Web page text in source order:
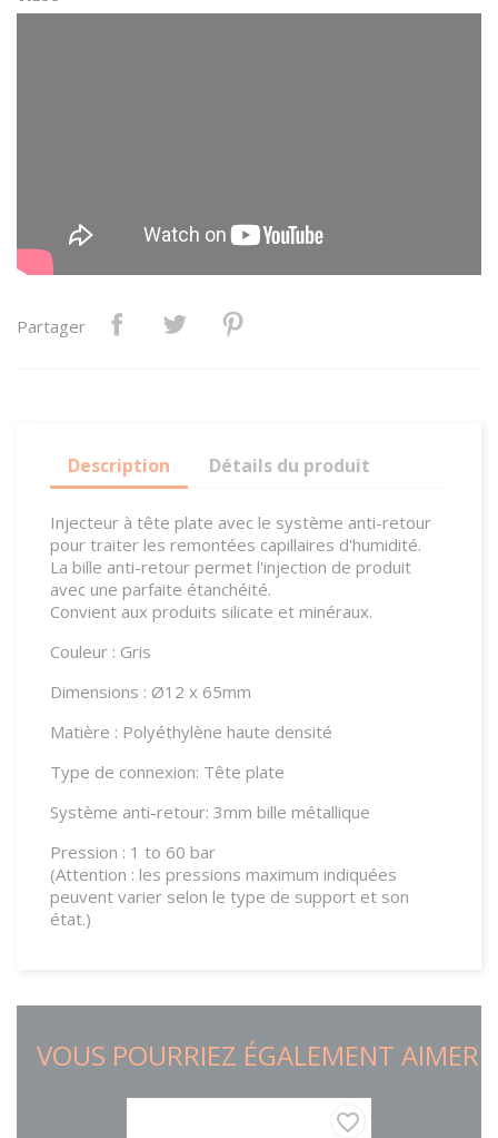
Partager
Description Détails du produit
Injecteur à tête plate avec le système anti-retour
pour traiter les remontées capillaires d'humidité.
La bille anti-retour permet l'injection de produit
avec une parfaite étanchéité.
Convient aux produits silicate et minéraux.
Couleur : Gris
Dimensions : Ø12 x 65mm
Matière : Polyéthylène haute densité
Type de connexion: Tête plate
Système anti-retour: 3mm bille métallique
Pression : 1 to 60 bar
(Attention : les pressions maximum indiquées
peuvent varier selon le type de support et son
état.)
VOUS POURRIEZ ÉGALEMENT AIMER
favorite_border